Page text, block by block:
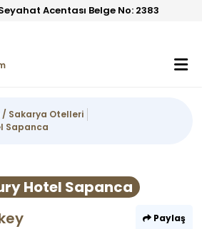
Acentası Belge No: 2383
/ Sakarya Otelleri
Sapanca
Hotel Sapanca
Paylaş